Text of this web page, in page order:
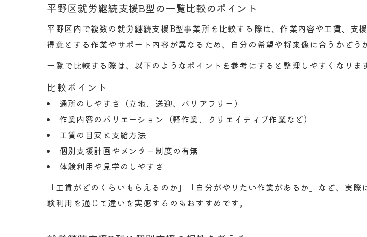
平野区で支援が手厚い就労
メンター制度が充実した就
通いやすさを重視した就労
相談しやすい就労継続支援B
サポート体制が充実した就
平野区就労継続支援B型の一覧比較のポイント
平野区内で複数の就労継続支援B型事業所を比較する際は、作業内容や工賃、
得意とする作業やサポート内容が異なるため、自分の希望や将来像に合うかどう
一覧で比較する際は、以下のようなポイントを参考にすると整理しやすくなります
比較ポイント
通所のしやすさ（立地、送迎、バリアフリー）
作業内容のバリエーション（軽作業、クリエイティブ作業など）
工賃の目安と支給方法
個別支援計画やメンター制度の有無
体験利用や見学のしやすさ
「工賃がどのくらいもらえるのか」「自分がやりたい作業があるか」など、実
験利用を通じて違いを実感するのもおすすめです。